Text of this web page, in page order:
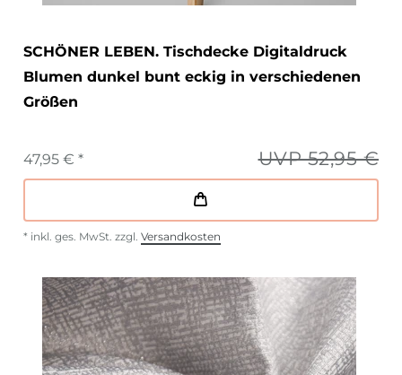
SCHÖNER LEBEN. Tischdecke Digitaldruck
Blumen dunkel bunt eckig in verschiedenen
Größen
UVP 52,95 €
47,95 € *
* inkl. ges. MwSt. zzgl. Versandkosten